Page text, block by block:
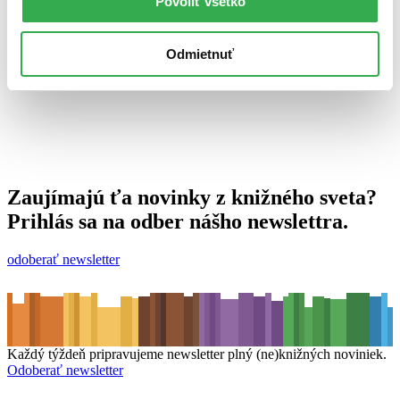
Odmietnuť
Zaujímajú ťa novinky z knižného sveta?
Prihlás sa na odber nášho newslettra.
odoberať newsletter
Každý týždeň pripravujeme newsletter plný (ne)knižných noviniek.
Odoberať newsletter